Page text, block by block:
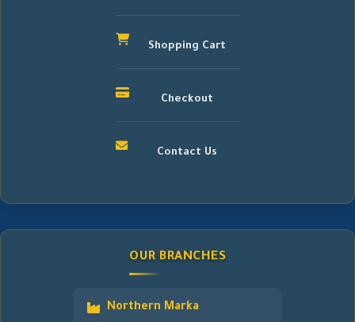
Shopping Cart
Checkout
Contact Us
OUR BRANCHES
Northern Marka